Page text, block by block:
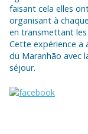
faisant cela elles
organisant à
en transmettant les
Cette expérience a
du Maranhão avec
séjour.